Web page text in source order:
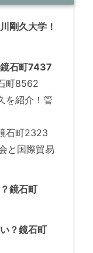
剛久大学！
石町7437
町8562
を紹介！管
石町2323
と国際貿易
鏡石町
？鏡石町